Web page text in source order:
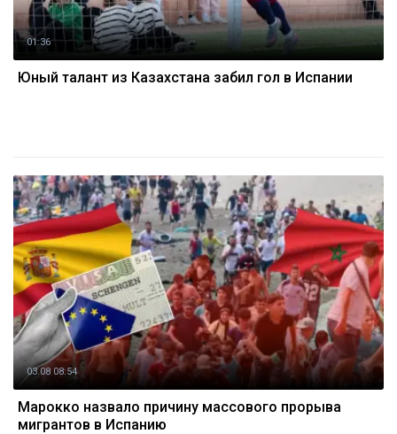
01:36
Юный талант из Казахстана забил гол в Испании
03.08 08:54
Марокко назвало причину массового прорыва
мигрантов в Испанию